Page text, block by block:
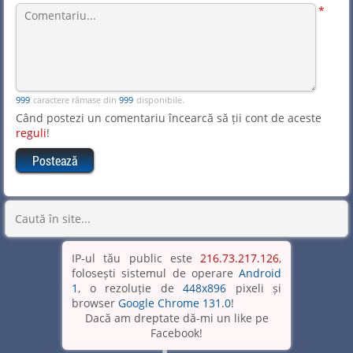
*
caractere rămase din disponibile.
Când postezi un comentariu încearcă să ții cont de aceste
reguli!
IP-ul tău public este 216.73.217.126,
folosești sistemul de operare Android
1 , o rezoluție de 448x896 pixeli și
browser Google Chrome 131.0!
Dacă am dreptate dă-mi un like pe
Facebook!